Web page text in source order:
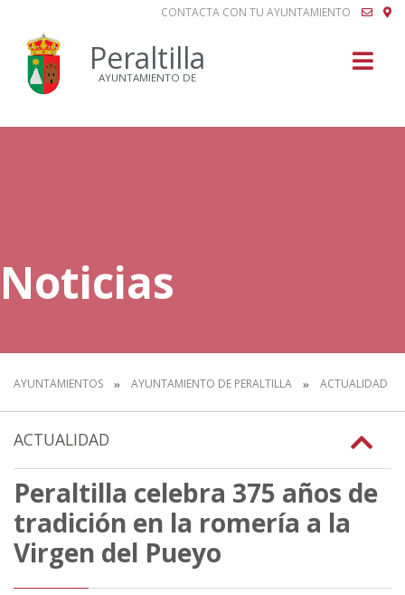
CONTACTA CON TU AYUNTAMIENTO
Peraltilla
AYUNTAMIENTO DE
Noticias
AYUNTAMIENTOS AYUNTAMIENTO DE PERALTILLA ACTUALIDAD
ACTUALIDAD
Peraltilla celebra 375 años de
tradición en la romería a la
Virgen del Pueyo